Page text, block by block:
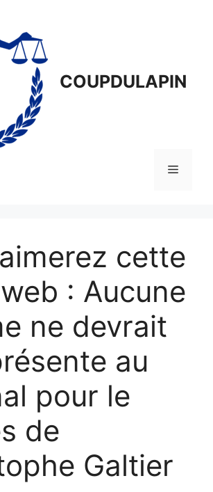
COUPDULAPIN
Menu
cette
: Aucune
ne devrait
au
pour le
de
Galtier